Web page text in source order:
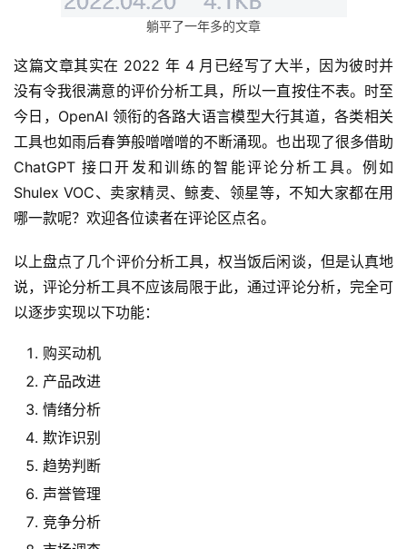
躺平了一年多的文章
这篇文章其实在 2022 年 4 月已经写了大半，因为彼时并
没有令我很满意的评价分析工具，所以一直按住不表。时至
今日，OpenAI 领衔的各路大语言模型大行其道，各类相关
工具也如雨后春笋般噌噌噌的不断涌现。也出现了很多借助
ChatGPT 接口开发和训练的智能评论分析工具。例如
Shulex VOC、卖家精灵、鲸麦、领星等，不知大家都在用
哪一款呢？欢迎各位读者在评论区点名。
以上盘点了几个评价分析工具，权当饭后闲谈，但是认真地
说，评论分析工具不应该局限于此，通过评论分析，完全可
以逐步实现以下功能：
购买动机
产品改进
情绪分析
欺诈识别
趋势判断
声誉管理
竞争分析